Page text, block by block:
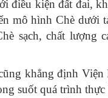
điều kiện đất đai,
mô hình Chè
sạch, chất
khẳng định Viện
suốt quá trình